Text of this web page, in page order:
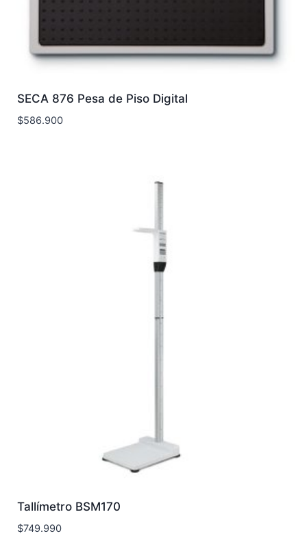
SECA 876 Pesa de Piso Digital
$586.900
Tallímetro BSM170
$749.990